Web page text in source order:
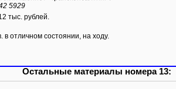
5929
тыс. рублей.
отличном состоянии, на ходу.
Остальные материалы номера 13: